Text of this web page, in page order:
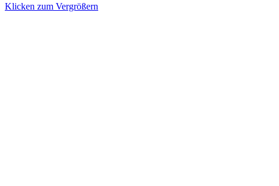
Klicken zum Vergrößern